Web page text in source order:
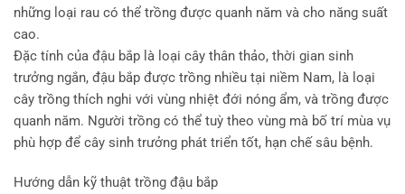
những loại rau có thể trồng được quanh năm và cho năng suất
cao.
Đặc tính của đậu bắp là loại cây thân thảo, thời gian sinh
trưởng ngắn, đậu bắp được trồng nhiều tại niềm Nam, là loại
cây trồng thích nghi với vùng nhiệt đới nóng ẩm, và trồng được
quanh năm. Người trồng có thể tuỳ theo vùng mà bố trí mùa vụ
phù hợp để cây sinh trưởng phát triển tốt, hạn chế sâu bệnh.
Hướng dẫn kỹ thuật trồng đậu bắp